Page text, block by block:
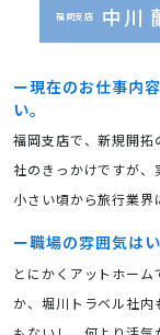
福岡支店 中川
現在のお仕事内
い。
福岡支店で、新規開拓
社のきっかけですが
小さい頃から旅行業界
職場の雰囲気は
とにかくアットホー
か、堀川トラベル社内